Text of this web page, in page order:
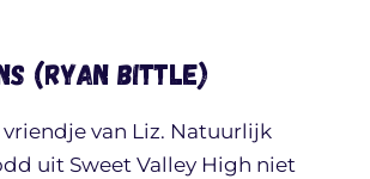
(Ryan Bittle)
van Liz. Natuurlijk
uit Sweet Valley High niet